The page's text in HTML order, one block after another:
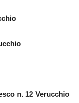
n. 12 Verucchio